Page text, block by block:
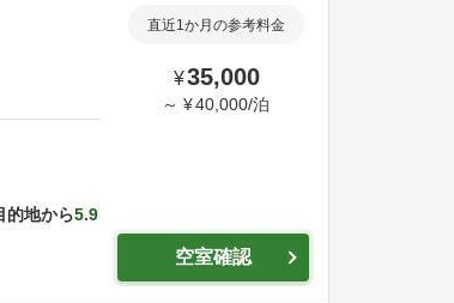
的地から5.9
直近1か月の参考料金
¥35,000
～ ¥40,000/泊
空室確認